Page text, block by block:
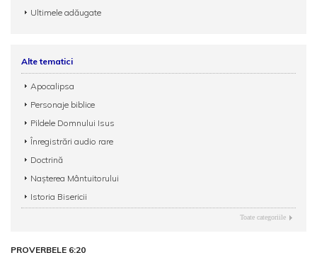
Ultimele adăugate
Alte tematici
Apocalipsa
Personaje biblice
Pildele Domnului Isus
Înregistrări audio rare
Doctrină
Nașterea Mântuitorului
Istoria Bisericii
Toate categoriile
PROVERBELE 6:20